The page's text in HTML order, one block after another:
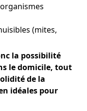
(mites,
la possibilité
le domicile, tout
de la
idéales pour